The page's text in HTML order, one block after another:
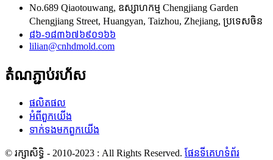
No.689 Qiaotouwang, ឧស្សាហកម្ម Chengjiang Garden
Chengjiang Street, Huangyan, Taizhou, Zhejiang, ប្រទេសចិន
៨៦-១៨៣៦៧៦៩០១៦៦
lilian@cnhdmold.com
តំណភ្ជាប់រហ័ស
ផលិតផល
អំពី​ពួក​យើង
ទាក់ទង​មក​ពួក​យើង
© រក្សាសិទ្ធិ - 2010-2023 : All Rights Reserved. ផែនទីគេហទំព័រ